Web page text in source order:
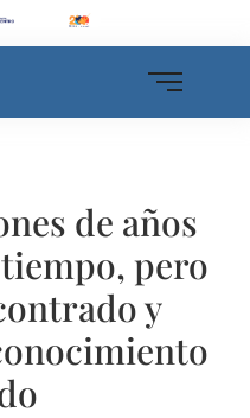
de años
pero
y